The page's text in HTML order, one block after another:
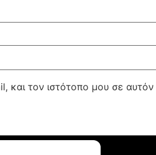
και τον ιστότοπο μου σε